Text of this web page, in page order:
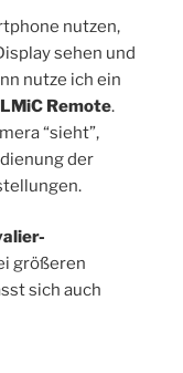
nutzen,
sehen und
nutze ich ein
Remote.
“sieht”,
der
größeren
sich auch